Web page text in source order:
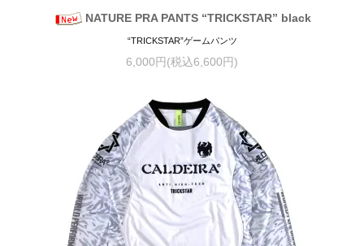
NATURE PRA PANTS “TRICKSTAR” black
“TRICKSTAR”ゲームパンツ
6,000円(税込6,600円)